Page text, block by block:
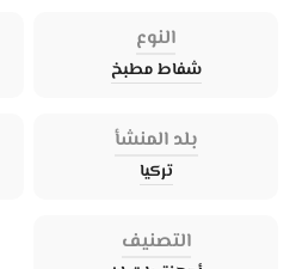
النوع
شفاط مطبخ
بلد المنشأ
تركيا
التصنيف